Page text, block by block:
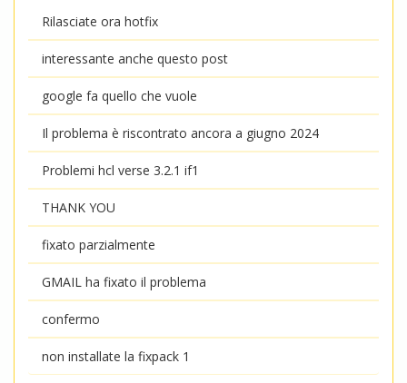
Rilasciate ora hotfix
interessante anche questo post
google fa quello che vuole
Il problema è riscontrato ancora a giugno 2024
Problemi hcl verse 3.2.1 if1
THANK YOU
fixato parzialmente
GMAIL ha fixato il problema
confermo
non installate la fixpack 1